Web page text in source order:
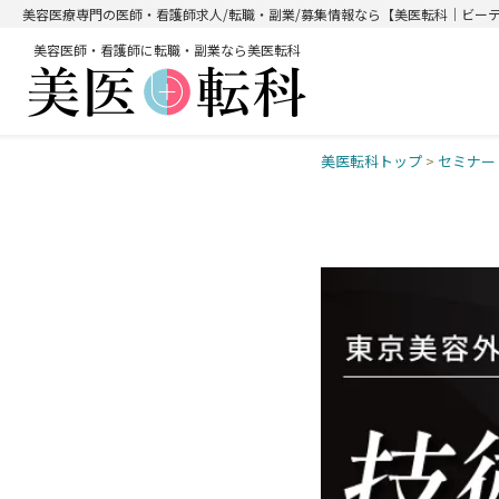
美容医療専門の医師・看護師求人/転職・副業/募集情報なら【美医転科｜ビー
美容医師・看護師に転職・副業なら美医転科
美医転科トップ > セミナ